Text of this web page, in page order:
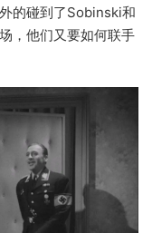
的碰到了Sobinski和
，他们又要如何联手